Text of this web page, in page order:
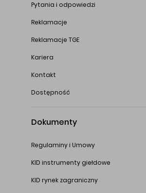
Pytania i odpowiedzi
Reklamacje
Reklamacje TGE
Kariera
Kontakt
Dostępność
Dokumenty
Regulaminy i Umowy
KID instrumenty giełdowe
KID rynek zagraniczny